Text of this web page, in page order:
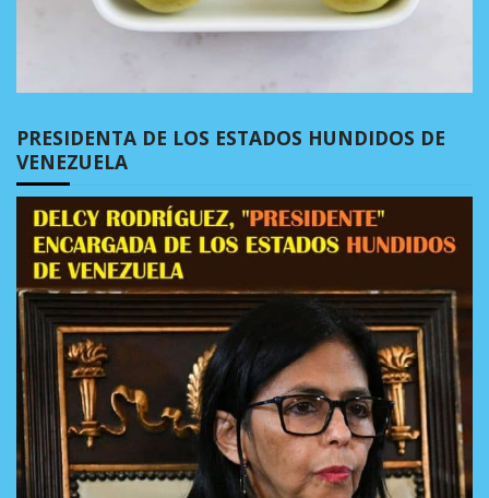
PRESIDENTA DE LOS ESTADOS HUNDIDOS DE
VENEZUELA